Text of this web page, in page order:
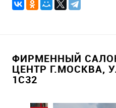
ФИРМЕННЫЙ
ЦЕНТР Г.МОСКВА,
1С32